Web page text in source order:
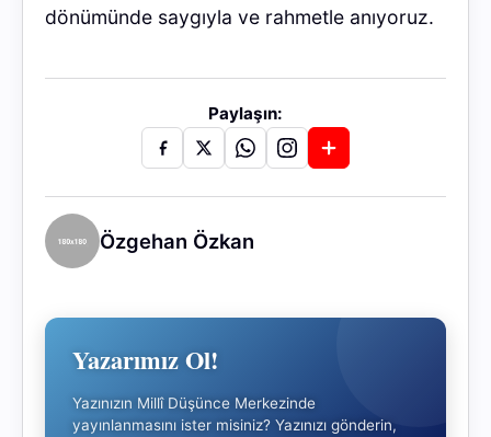
dönümünde saygıyla ve rahmetle anıyoruz.
Paylaşın:
Özgehan Özkan
Yazarımız Ol!
Yazınızın Millî Düşünce Merkezinde
yayınlanmasını ister misiniz? Yazınızı gönderin,